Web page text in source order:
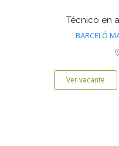
Técnico en
BARCELÓ
Ver vacante